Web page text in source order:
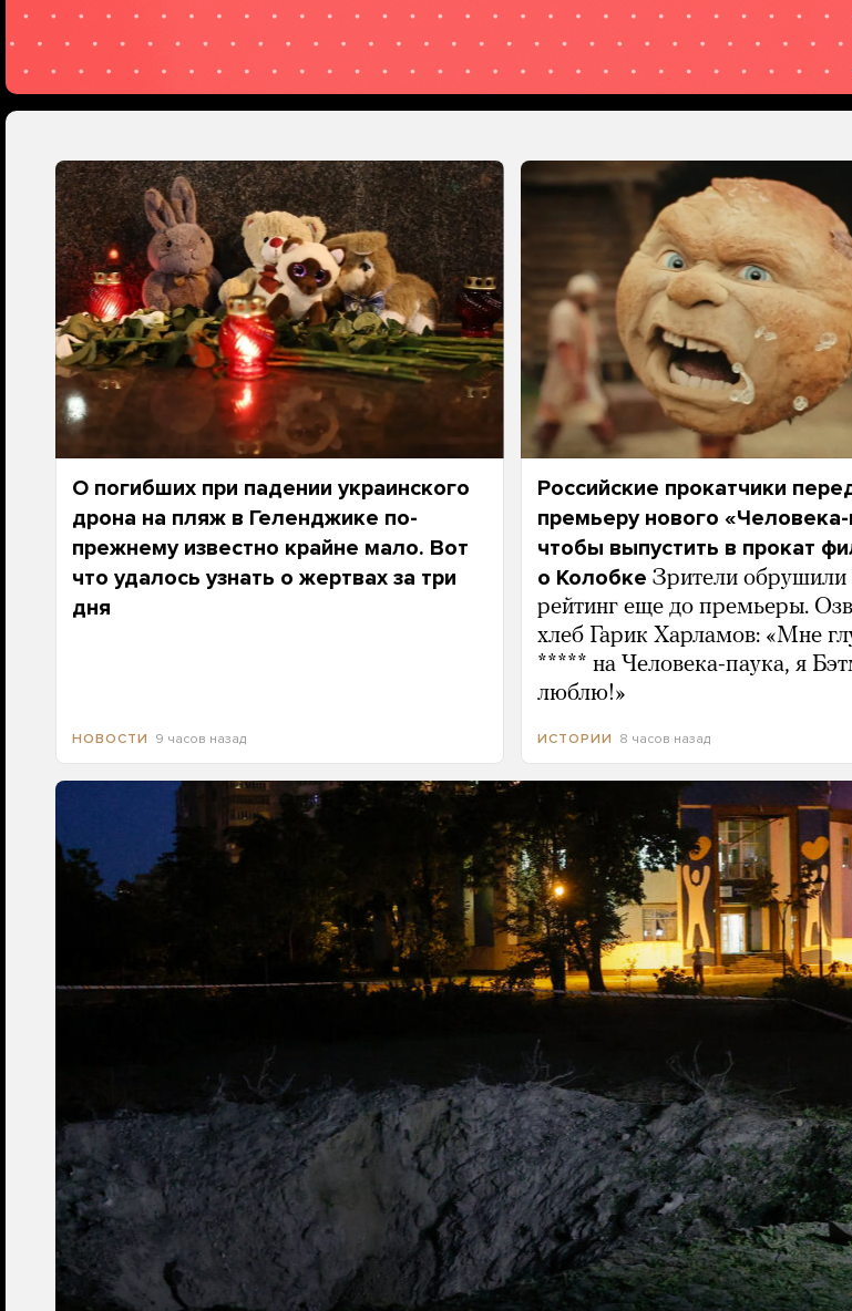
О погибших при падении украинского
дрона на пляж в Геленджике по-
прежнему известно крайне мало. Вот
что удалось узнать о жертвах за три
дня
НОВОСТИ 9 часов назад
Российские прокатчики
премьеру нового «Человека-
чтобы выпустить в прокат
о Колобке Зрители обрушили
рейтинг еще до премьеры.
хлеб Гарик Харламов: «Мне
***** на Человека-паука, я
люблю!»
ИСТОРИИ 8 часов назад